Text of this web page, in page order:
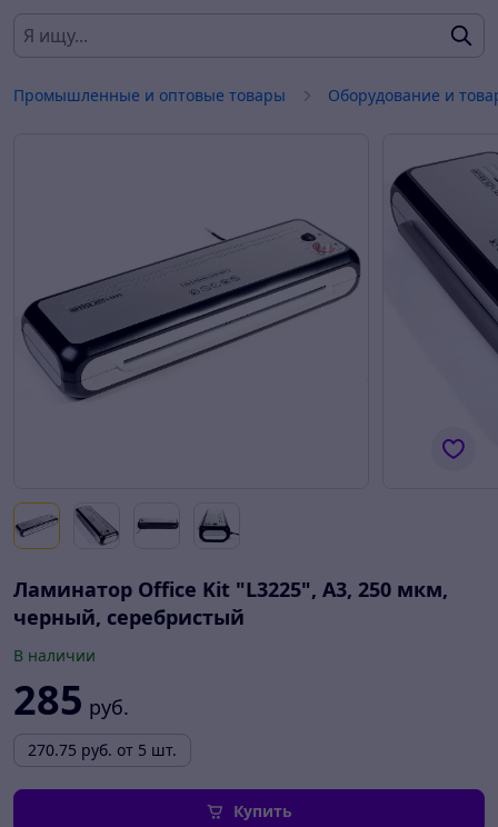
Промышленные и оптовые товары Оборудование и
Ламинатор Office Kit "L3225", А3, 250 мкм,
черный, серебристый
В наличии
285 руб.
270.75 руб. от 5 шт.
Купить